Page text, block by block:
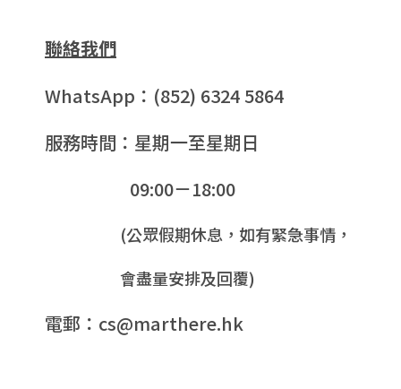
聯絡我們
WhatsApp：(852) 6324 5864
服務時間：星期一至星期日
09:00－18:00
(公眾假期休息，如有緊急事情，
會盡量安排及回覆)
電郵：cs@marthere.hk